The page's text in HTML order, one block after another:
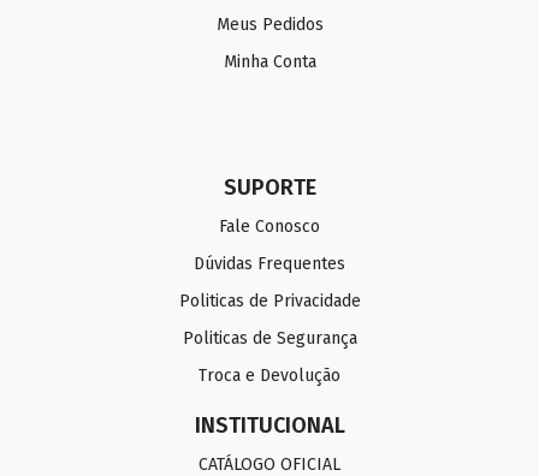
Meus Pedidos
Minha Conta
SUPORTE
Fale Conosco
Dúvidas Frequentes
Politicas de Privacidade
Politicas de Segurança
Troca e Devolução
INSTITUCIONAL
CATÁLOGO OFICIAL